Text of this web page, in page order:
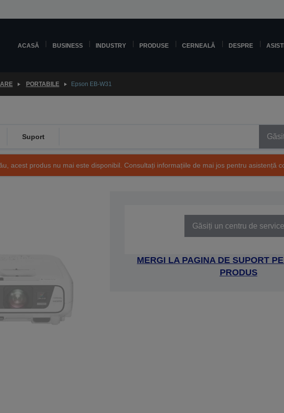
ACASĂ BUSINESS INDUSTRY PRODUSE CERNEALĂ DESPRE
PORTABILE Epson EB-W31
Suport
acest produs nu mai este disponibil. Consultați informațiile de mai jos pentru asistență
Găsiți un centru de service
MERGI LA PAGINA DE SUPORT
PRODUS